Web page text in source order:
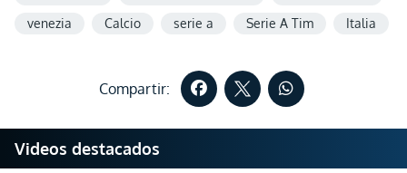
venezia
Calcio serie a Serie A Tim Italia
Compartir:
Videos destacados